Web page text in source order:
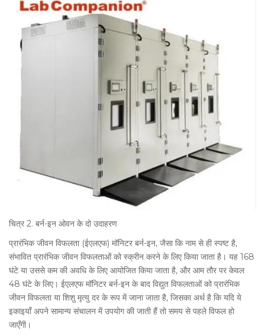
चित्र 2. बर्न-इन ओवन के दो उदाहरण
प्रारंभिक जीवन विफलता (ईएलएफ) मॉनिटर बर्न-इन, जैसा कि नाम से ही स्पष्ट है,
संभावित प्रारंभिक जीवन विफलताओं को स्क्रीन करने के लिए किया जाता है। यह 168
घंटे या उससे कम की अवधि के लिए आयोजित किया जाता है, और आम तौर पर केवल
48 घंटे के लिए। ईएलएफ मॉनिटर बर्न-इन के बाद विद्युत विफलताओं को प्रारंभिक
जीवन विफलता या शिशु मृत्यु दर के रूप में जाना जाता है, जिसका अर्थ है कि यदि ये
इकाइयाँ अपने सामान्य संचालन में उपयोग की जाती हैं तो समय से पहले विफल हो
जाएँगी।